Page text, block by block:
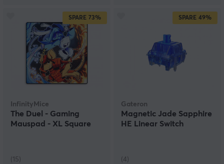
SPARE 73%
InfinityMice
The Duel - Gaming
Mauspad - XL Square
(15)
SPARE 49%
Gateron
Magnetic Jade Sapphire
HE Linear Switch
(4)